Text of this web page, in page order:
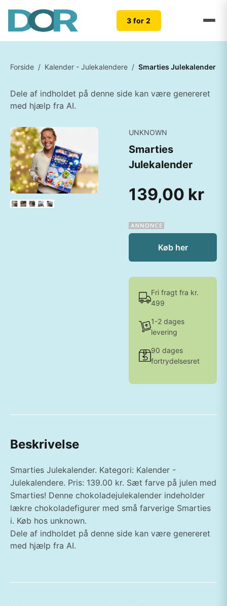
3 for 2
Forside / Kalender - Julekalendere / Smarties Julekalender
Dele af indholdet på denne side kan være genereret
med hjælp fra AI.
UNKNOWN
Smarties
Julekalender
139,00 kr
Køb her
Fri fragt fra kr.
499
1-2 dages
levering
90 dages
fortrydelsesret
Beskrivelse
Smarties Julekalender. Kategori: Kalender -
Julekalendere. Pris: 139.00 kr. Sæt farve på julen med
Smarties! Denne chokoladejulekalender indeholder
lækre chokoladefigurer med små farverige Smarties
i. Køb hos unknown.
Dele af indholdet på denne side kan være genereret
med hjælp fra AI.